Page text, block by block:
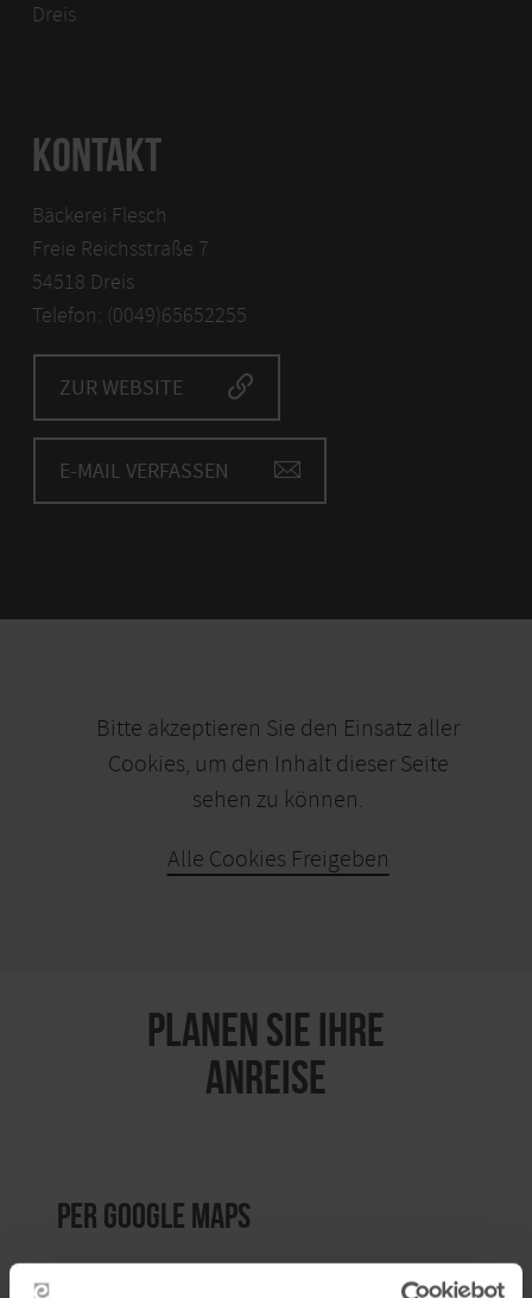
Dreis
KONTAKT
Bäckerei Flesch
Freie Reichsstraße 7
54518 Dreis
Telefon: (0049)65652255
ZUR WEBSITE
E-MAIL VERFASSEN
Bitte akzeptieren Sie den Einsatz aller
Cookies, um den Inhalt dieser Seite
sehen zu können.
Alle Cookies Freigeben
PLANEN SIE IHRE
ANREISE
per Google Maps